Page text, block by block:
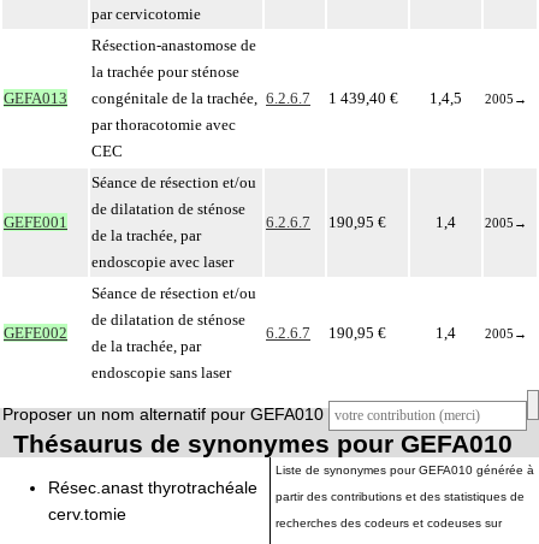
par cervicotomie
GEFA013
Résection-anastomose de
la trachée pour sténose
congénitale de la trachée,
par thoracotomie avec
CEC
6.2.6.7 1 439,40 € 1,4,5 2005 →
GEFE001
Séance de résection et/ou
de dilatation de sténose
de la trachée, par
endoscopie avec laser
6.2.6.7 190,95 € 1,4 2005 →
GEFE002
Séance de résection et/ou
de dilatation de sténose
de la trachée, par
endoscopie sans laser
6.2.6.7 190,95 € 1,4 2005 →
Proposer un nom alternatif pour GEFA010
Thésaurus de synonymes pour GEFA010
Résec.anast thyrotrachéale
cerv.tomie
Liste de synonymes pour GEFA010 générée à
partir des contributions et des statistiques de
recherches des codeurs et codeuses sur